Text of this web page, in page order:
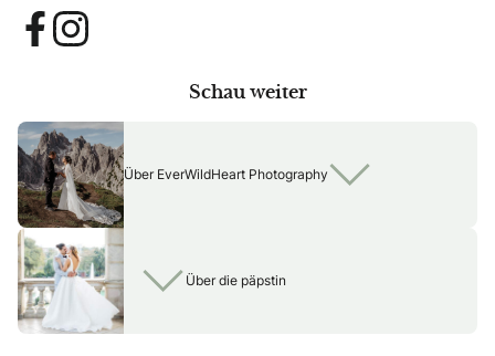
Facebook
Instagram
Schau weiter
Über die päpstin
Über EverWildHeart Photography